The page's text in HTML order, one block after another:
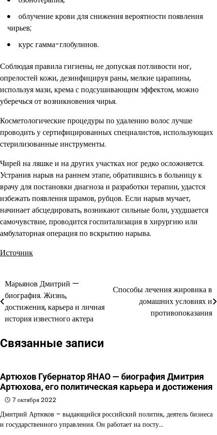
облучение крови для снижения вероятности появления
чирьев;
курс гамма-глобулинов.
Соблюдая правила гигиены, не допуская потливости ног,
опрелостей кожи, дезинфицируя раны, мелкие царапины,
используя мази, крема с подсушивающим эффектом, можно
уберечься от возникновения чирья.
Косметологические процедуры по удалению волос лучше
проводить у сертифицированных специалистов, использующих
стерилизованные инструменты.
Чирей на ляшке и на других участках ног редко осложняется.
Устранив нарыв на раннем этапе, обратившись в больницу к
врачу для постановки диагноза и разработки терапии, удастся
избежать появления шрамов, рубцов. Если нарыв мучает,
начинает абсцедировать, возникают сильные боли, ухудшается
самочувствие, проводится госпитализация в хирургию или
амбулаторная операция по вскрытию нарыва.
Источник
Навигация
по
записям
Марьянов Дмитрий —
биография. Жизнь,
достижения, карьера и личная
история известного актера
Способы лечения жировика в
домашних условиях и
противопоказания
Связанные записи
Артюхов Губернатор ЯНАО — биография Дмитрия
Артюхова, его политическая карьера и достижения
7 октября 2022
Дмитрий Артюхов – выдающийся российский политик, деятель бизнеса
и государственного управления. Он работает на посту…